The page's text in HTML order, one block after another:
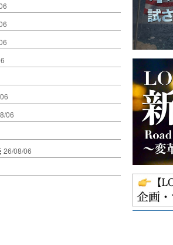
06
26/08/06